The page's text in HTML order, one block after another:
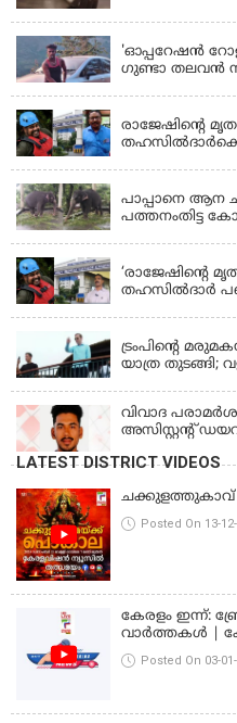
'ഓപ്പറേഷൻ
ഗുണ്ടാ തലവൻ
രാജേഷിന്റെ
പാപ്പാനെ ആന
പത്തനംതിട്ട
തഹസില്‍ദാര്‍
ട്രംപിന്റെ
യാത്ര തുടങ്ങി;
വിവാദ
അസിസ്റ്റന്റ്
LATEST DISTRICT VIDEOS
ചക്കുളത്തുകാവ്
Posted On 13-
കേരളം ഇന്ന്:
വാർത്തകൾ |
Posted On 03-